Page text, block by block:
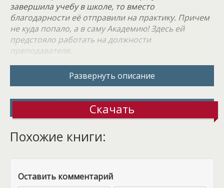
завершила учебу в школе, то вместо
благодарности её отправили на практику. Причем
не куда попало, а в саму Академию! Здесь ей
предстояло работать на должности
преподавателя.
Другие бы обрадовались этому назначению.
Преподаватель в Академии – весьма престижная
Однако Лана вынуждена присматривать за
сестренкой, ведь уже долгое время девочки живут
королевство от завоевателей. Это одна из причин,
действительно может принести и славу, и статус,
да и доход здесь очень хороший.
Развернуть описание
Скачать
Похожие книги:
Оставить комментарий